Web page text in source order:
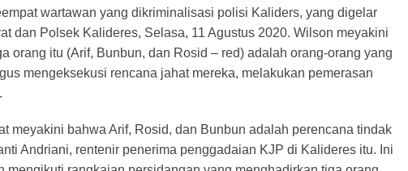
wartawan yang dikriminalisasi polisi Kaliders, yang digelar
dan Polsek Kalideres, Selasa, 11 Agustus 2020. Wilson meyakini
orang itu (Arif, Bunbun, dan Rosid – red) adalah orang-orang yang
mengeksekusi rencana jahat mereka, melakukan pemerasan
meyakini bahwa Arif, Rosid, dan Bunbun adalah perencana tindak
Andriani, rentenir penerima penggadaian KJP di Kalideres itu. Ini